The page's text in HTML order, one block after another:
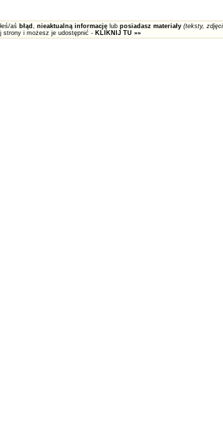
aś błąd , nieaktualną informację lub posiadasz materiały (teksty,
strony i możesz je udostępnić - KLIKNIJ TU »»